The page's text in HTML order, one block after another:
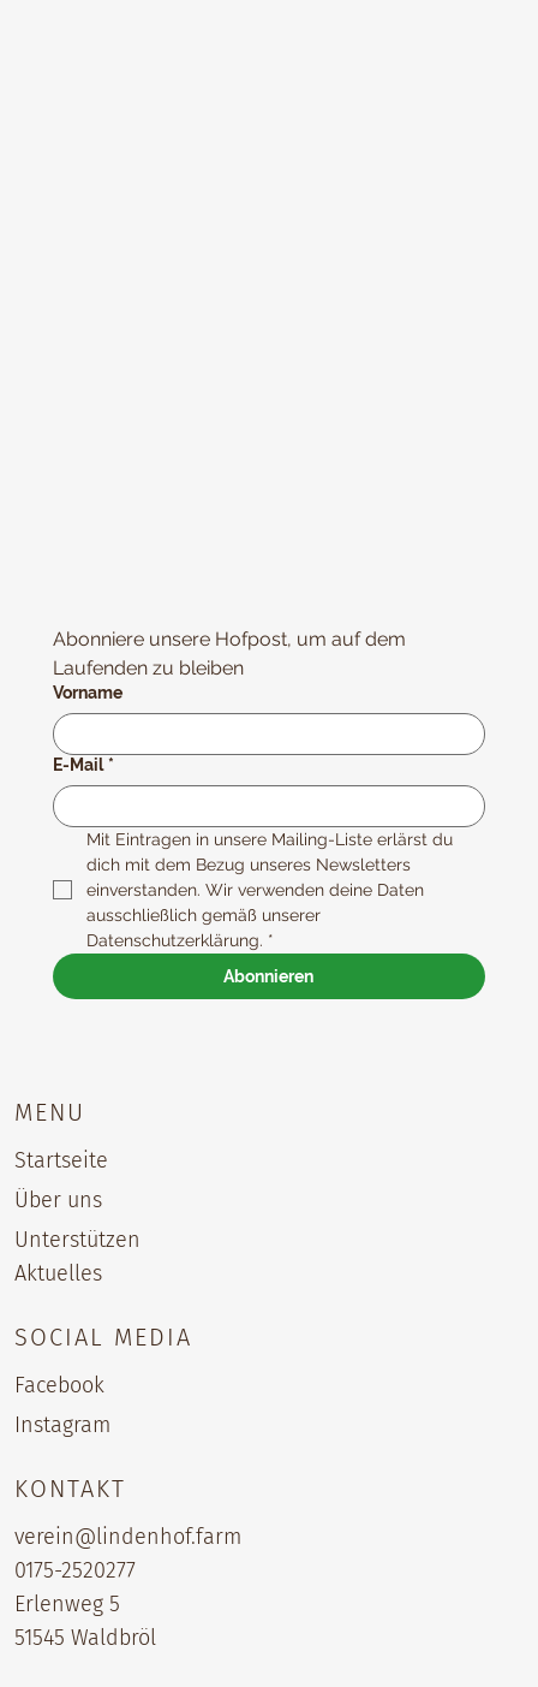
Abonniere unsere Hofpost, um auf dem
Laufenden zu bleiben
Vorname
E-Mail *
Mit Eintragen in unsere Mailing-Liste erlärst du
dich mit dem Bezug unseres Newsletters
einverstanden. Wir verwenden deine Daten
ausschließlich gemäß unserer
Datenschutzerklärung. *
Abonnieren
MENU
Startseite
Über uns
Unterstützen
Aktuelles
KONTAKT
verein@lindenhof.farm
0175-2520277‬
Erlenweg 5
51545 Waldbröl
SOCIAL MEDIA
Instagram
Facebook